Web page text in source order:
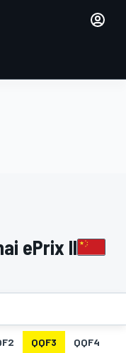
ePrix II
QQF3 QQF4